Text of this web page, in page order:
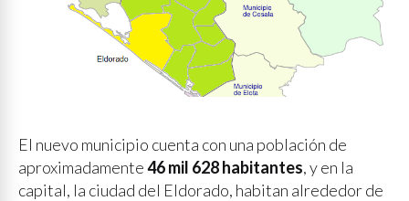
El nuevo municipio cuenta con una población de
aproximadamente46 mil 628 habitantes, y en la
capital, la ciudad del Eldorado, habitan alrededor de